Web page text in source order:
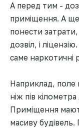
А перед тим -
приміщення. А ще
понести
дозвіл, і
саме наркотичні
Наприклад, поле
ніж пів
Приміщення
масиву